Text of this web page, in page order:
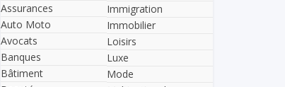
Assurances
Auto Moto
Avocats
Banques
Bâtiment
Immigration
Immobilier
Loisirs
Luxe
Mode